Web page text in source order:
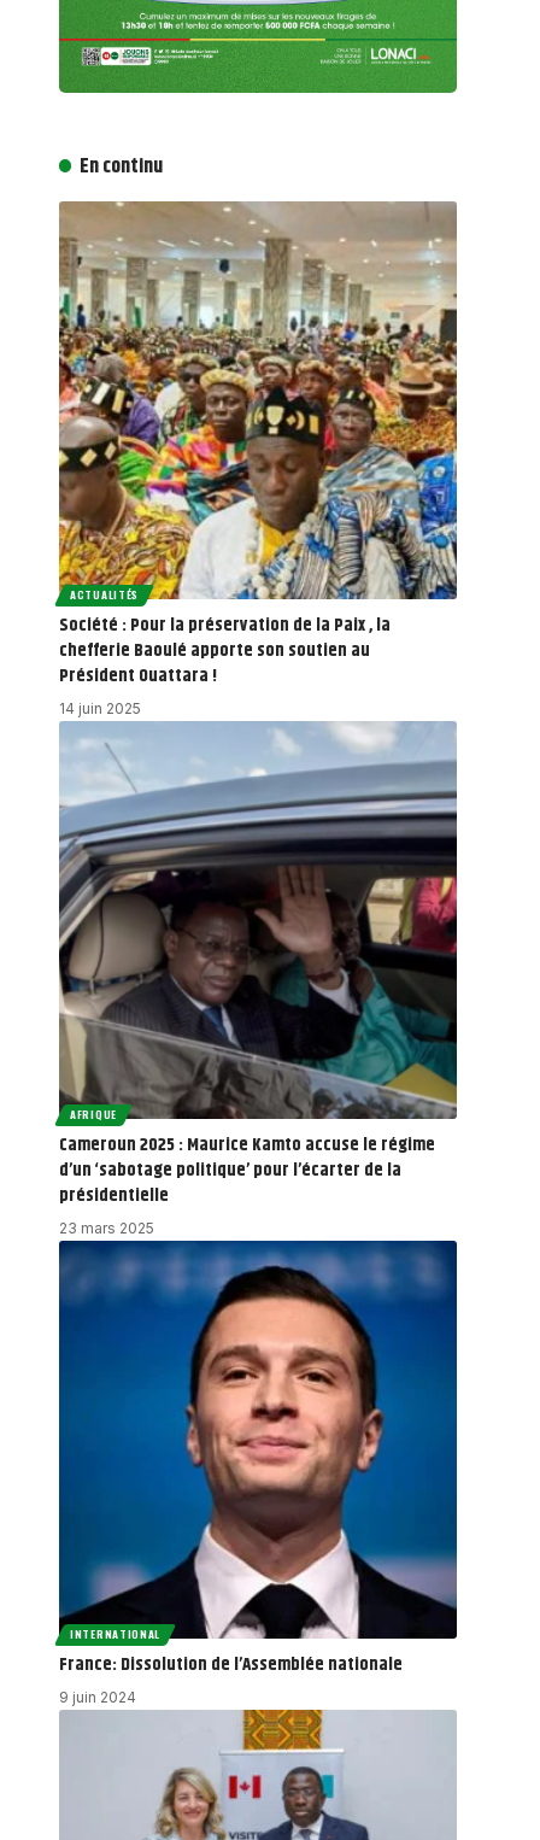
En continu
ACTUALITÉS
Société : Pour la préservation de la Paix , la
chefferie Baoulé apporte son soutien au
Président Ouattara !
14 juin 2025
AFRIQUE
Cameroun 2025 : Maurice Kamto accuse le régime
d’un ‘sabotage politique’ pour l’écarter de la
présidentielle
23 mars 2025
INTERNATIONAL
France: Dissolution de l’Assemblée nationale
9 juin 2024